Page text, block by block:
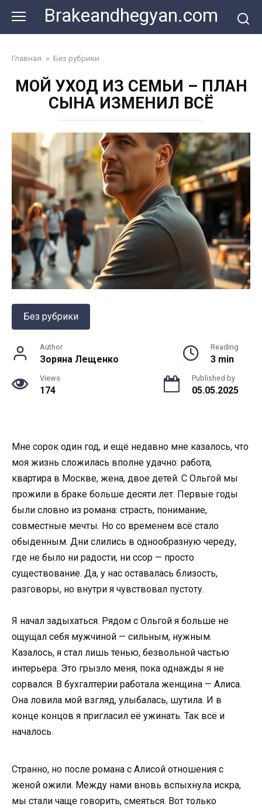
content
Brakeandhegyan.com
Главная » Без рубрики
МОЙ УХОД ИЗ СЕМЬИ – ПЛАН
СЫНА ИЗМЕНИЛ ВСЁ
Без рубрики
Author
Зоряна Лещенко
Reading
3 min
Views
174
Published by
05.05.2025
Мне сорок один год, и ещё недавно мне казалось, что
моя жизнь сложилась вполне удачно: работа,
квартира в Москве, жена, двое детей. С Ольгой мы
прожили в браке больше десяти лет. Первые годы
были словно из романа: страсть, понимание,
совместные мечты. Но со временем всё стало
обыденным. Дни слились в однообразную череду,
где не было ни радости, ни ссор — просто
существование. Да, у нас оставалась близость,
разговоры, но внутри я чувствовал пустоту.
Я начал задыхаться. Рядом с Ольгой я больше не
ощущал себя мужчиной — сильным, нужным.
Казалось, я стал лишь тенью, безвольной частью
интерьера. Это грызло меня, пока однажды я не
сорвался. В бухгалтерии работала женщина — Алиса.
Она ловила мой взгляд, улыбалась, шутила. И в
конце концов я пригласил её ужинать. Так всё и
началось.
Странно, но после романа с Алисой отношения с
женой ожили. Между нами вновь вспыхнула искра,
мы стали чаще говорить, смеяться. Вот только